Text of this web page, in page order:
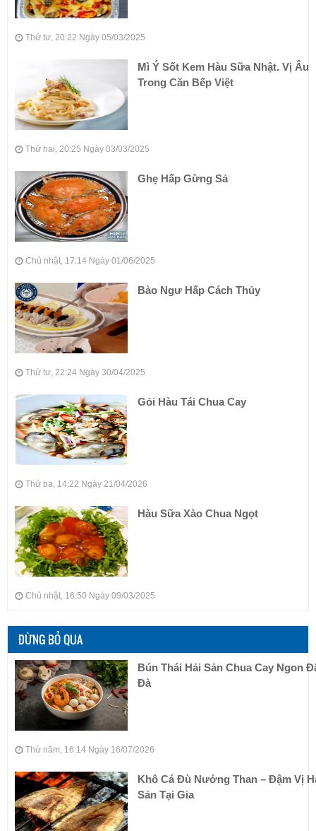
Thứ tư, 20:22 Ngày 05/03/2025
Mì Ý Sốt Kem Hàu Sữa Nhật. Vị Âu
Trong Căn Bếp Việt
Thứ hai, 20:25 Ngày 03/03/2025
Ghẹ Hấp Gừng Sả
Chủ nhật, 17:14 Ngày 01/06/2025
Bào Ngư Hấp Cách Thủy
Thứ tư, 22:24 Ngày 30/04/2025
Gỏi Hàu Tái Chua Cay
Thứ ba, 14:22 Ngày 21/04/2026
Hàu Sữa Xào Chua Ngọt
Chủ nhật, 16:50 Ngày 09/03/2025
ĐỪNG BỎ QUA
Bún Thái Hải Sản Chua Cay Ngon
Đà
Thứ năm, 16:14 Ngày 16/07/2026
Khô Cá Đù Nướng Than – Đậm Vị
Sản Tại Gia